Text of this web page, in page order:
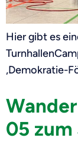
Hier gibt es
„Demokratie-
05 zum